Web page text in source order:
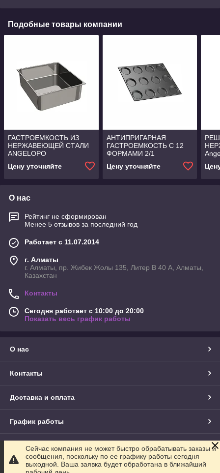
Подобные товары компании
ГАСТРОЕМКОСТЬ ИЗ
НЕРЖАВЕЮЩЕЙ СТАЛИ
ANGELOPO
Цену уточняйте
АНТИПРИГАРНАЯ
ГАСТРОЕМКОСТЬ С 12
ФОРМАМИ 2/1
Цену уточняйте
О нас
Рейтинг не сформирован
Менее 5 отзывов за последний год
Работает с 11.07.2014
г. Алматы
г. Алматы, пр. Жибек Жолы 135, Литер В 40 А, Алматы,
Казахстан
Контакты
Сегодня работает с 10:00 до 20:00
Показать весь график работы
О нас
Контакты
Доставка и оплата
График работы
Полная версия сайта
Сайт создан на маркетплейсе Satu.kz
Сейчас компания не может быстро обрабатывать заказы и
сообщения, поскольку по ее графику работы сегодня
выходной. Ваша заявка будет обработана в ближайший